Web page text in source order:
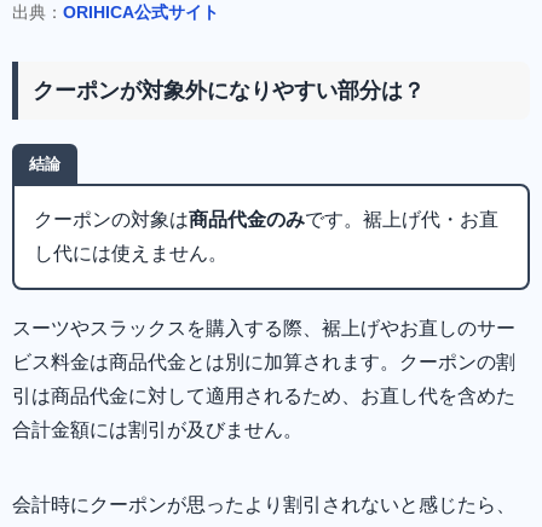
出典： ORIHICA公式サイト
クーポンが対象外になりやすい部分は？
結論
クーポンの対象は商品代金のみです。裾上げ代・お直
し代には使えません。
スーツやスラックスを購入する際、裾上げやお直しのサー
ビス料金は商品代金とは別に加算されます。クーポンの割
引は商品代金に対して適用されるため、お直し代を含めた
合計金額には割引が及びません。
会計時にクーポンが思ったより割引されないと感じたら、